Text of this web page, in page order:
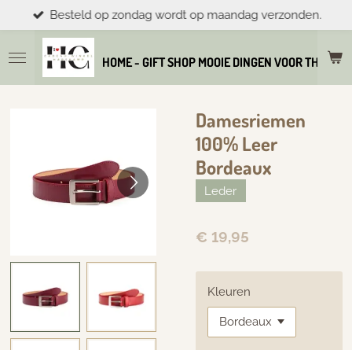
direct
naar
de
hoofdinhoud
HOME - GIFT SHOP MOOIE DINGEN VOOR THUIS
Besteld op zondag wordt op maandag verzonden.
Damesriemen
100% Leer
Bordeaux
Leder
€ 19,95
Kleuren